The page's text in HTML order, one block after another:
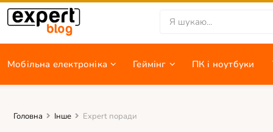
Мобільна електроніка Геймінг ПК i ноутбуки
Головна Інше Expert поради